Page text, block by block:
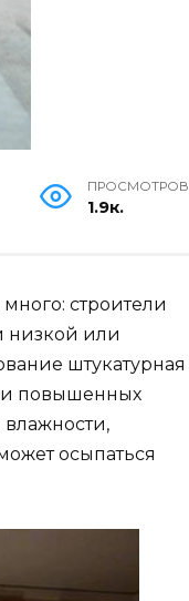
ПРОСМОТРОВ
1.9к.
строители
низкой или
штукатурная
повышенных
осыпаться